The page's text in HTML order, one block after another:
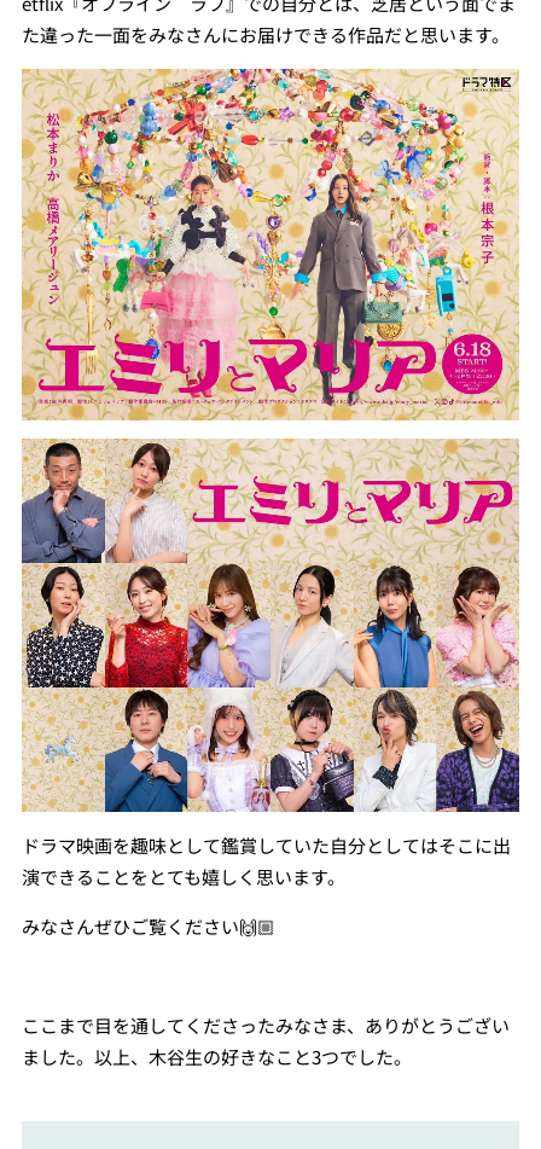
た違った一面をみなさんにお届けできる作品だと思います。
ドラマ映画を趣味として鑑賞していた自分としてはそこに出
演できることをとても嬉しく思います。
みなさんぜひご覧ください🙌🏼
ここまで目を通してくださったみなさま、ありがとうござい
ました。以上、木谷生の好きなこと3つでした。